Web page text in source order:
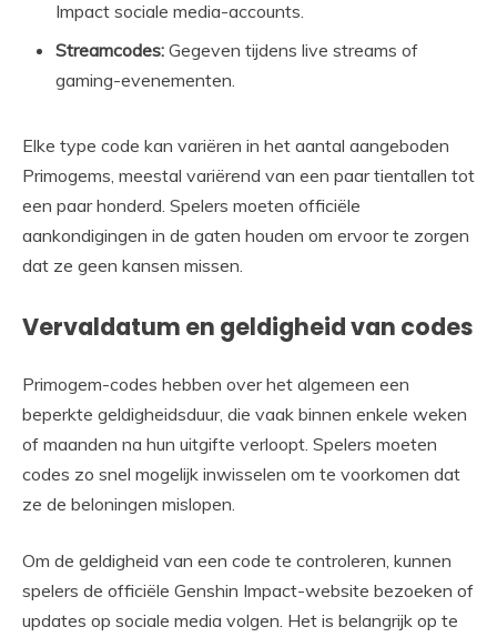
Impact sociale media-accounts.
Streamcodes: Gegeven tijdens live streams of
gaming-evenementen.
Elke type code kan variëren in het aantal aangeboden
Primogems, meestal variërend van een paar tientallen tot
een paar honderd. Spelers moeten officiële
aankondigingen in de gaten houden om ervoor te zorgen
dat ze geen kansen missen.
Vervaldatum en geldigheid van codes
Primogem-codes hebben over het algemeen een
beperkte geldigheidsduur, die vaak binnen enkele weken
of maanden na hun uitgifte verloopt. Spelers moeten
codes zo snel mogelijk inwisselen om te voorkomen dat
ze de beloningen mislopen.
Om de geldigheid van een code te controleren, kunnen
spelers de officiële Genshin Impact-website bezoeken of
updates op sociale media volgen. Het is belangrijk op te